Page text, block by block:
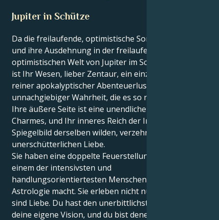
Jupiter in Schütze
Da die freilaufende, optimistische Sonne ihr Glück
und ihre Ausdehnung in der freilaufenden,
optimistischen Welt von Jupiter im Schützen findet,
ist Ihr Wesen, lieber Zentaur, ein einziger langer Zug
reiner apokalyptischer Abenteuerlust und
unnachgiebiger Wahrheit, die es so nicht mehr gibt.
Ihre äußere Seite ist eine unendliche Quelle des
Charmes, und Ihr inneres Reich der Inspiration ist ein
Spiegelbild derselben wilden, verzehrenden,
unerschütterlichen Liebe.
Sie haben eine doppelte Feuerstellung, was Sie zu
einem der intensivsten und
handlungsorientiertesten Menschen in der
Astrologie macht. Sie erleben nicht nur Liebe, Sie
sind Liebe. Du hast den unerbittlichsten Glauben an
deine eigene Vision, und du bist denen, die du liebst,